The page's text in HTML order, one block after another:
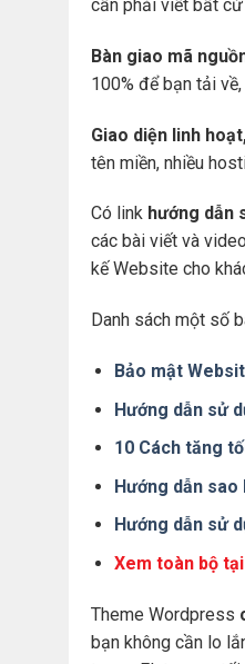
cần phải viết bất
Bàn giao mã
100% để bạn tải
Giao diện linh
tên miền, nhiều
Có link hướng dẫn
các bài viết và
kế Website cho
Danh sách một số
Bảo mật
Hướng dẫn sử
10 Cách tăng
Hướng dẫn
Hướng dẫn sử
Xem toàn bộ
Theme Wordpress
bạn không cần lo